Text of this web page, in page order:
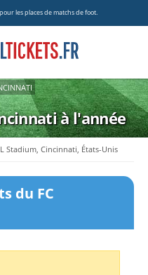
les places de matchs de foot.
à l'année
Stadium, Cincinnati, États-Unis
du FC